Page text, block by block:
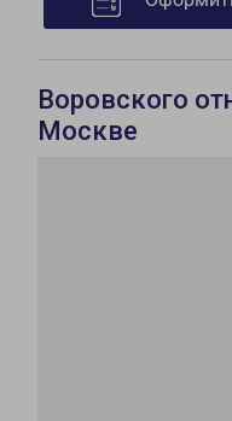
Воровского
Москве